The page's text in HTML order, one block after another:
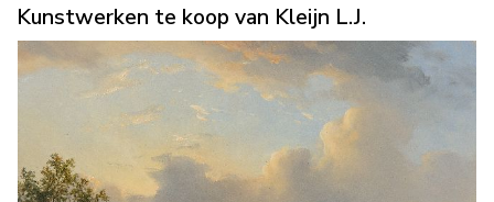
Kunstwerken te koop van Kleijn L.J.